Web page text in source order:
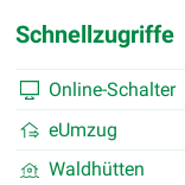
Schnellzugriffe
Online-Schalter
eUmzug
Waldhütten